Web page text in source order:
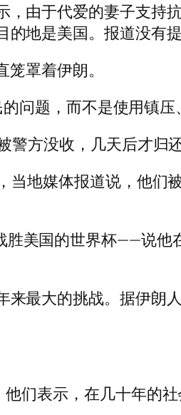
由于代爱的妻子支持
地是美国。报道没有
罩着伊朗。
问题，而不是使用镇压
方没收，几天后才归还
当地媒体报道说，他们
美国的世界杯——说
最大的挑战。据伊朗
们表示，在几十年的